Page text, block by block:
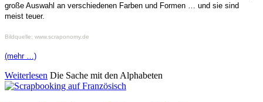
große Auswahl an verschiedenen Farben und Formen … und sie sind
meist teuer.
Bildquelle: www.scraponomy.de
(mehr …)
Weiterlesen Die Sache mit den Alphabeten